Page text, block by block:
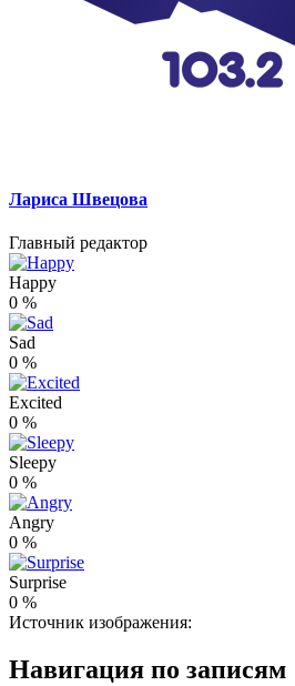
Лариса Швецова
Главный редактор
Happy
0 %
Sad
0 %
Excited
0 %
Sleepy
0 %
Angry
0 %
Surprise
0 %
Источник изображения:
Навигация по записям